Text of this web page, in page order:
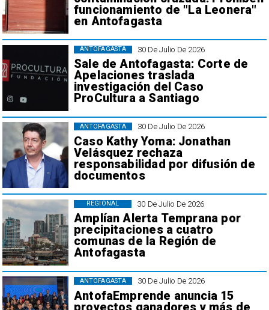
funcionamiento de "La Leonera"
en Antofagasta
30 De Julio De 2026
Sale de Antofagasta: Corte de
Apelaciones traslada
investigación del Caso
ProCultura a Santiago
ANTOFAGASTA
30 De Julio De 2026
Caso Kathy Yoma: Jonathan
Velásquez rechaza
responsabilidad por difusión de
documentos
ANTOFAGASTA
30 De Julio De 2026
Amplían Alerta Temprana por
precipitaciones a cuatro
comunas de la Región de
Antofagasta
REGIONAL
30 De Julio De 2026
AntofaEmprende anuncia 15
proyectos ganadores y más de
ANTOFAGASTA